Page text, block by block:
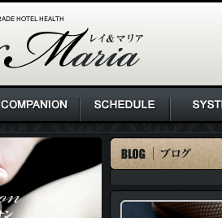
Lei & Maria クラブ レ